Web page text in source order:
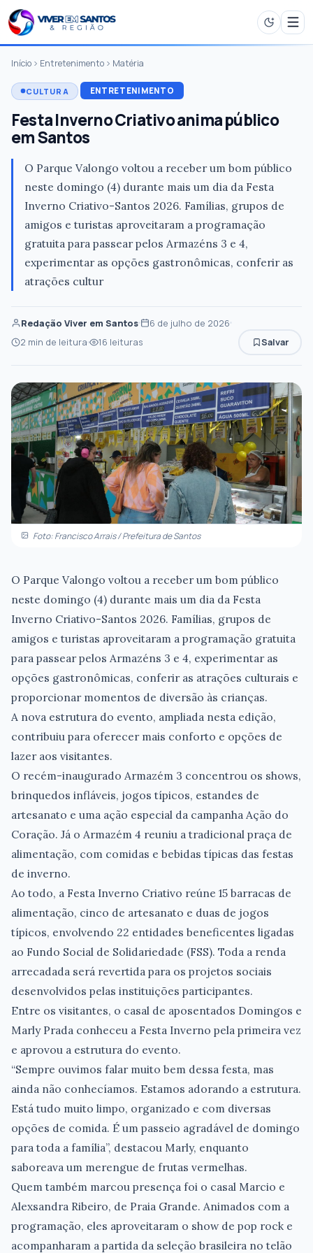
Início Entretenimento Matéria
CULTURA ENTRETENIMENTO
Festa Inverno Criativo anima público
em Santos
O Parque Valongo voltou a receber um bom público
neste domingo (4) durante mais um dia da Festa
Inverno Criativo-Santos 2026. Famílias, grupos de
amigos e turistas aproveitaram a programação
gratuita para passear pelos Armazéns 3 e 4,
experimentar as opções gastronômicas, conferir as
atrações cultur
Redação Viver em Santos
6 de julho de 2026
2 min de leitura
16 leituras Salvar
Foto: Francisco Arrais / Prefeitura de Santos
O Parque Valongo voltou a receber um bom público
neste domingo (4) durante mais um dia da Festa
Inverno Criativo-Santos 2026. Famílias, grupos de
amigos e turistas aproveitaram a programação gratuita
para passear pelos Armazéns 3 e 4, experimentar as
opções gastronômicas, conferir as atrações culturais e
proporcionar momentos de diversão às crianças.
A nova estrutura do evento, ampliada nesta edição,
contribuiu para oferecer mais conforto e opções de
lazer aos visitantes.
O recém-inaugurado Armazém 3 concentrou os shows,
brinquedos infláveis, jogos típicos, estandes de
artesanato e uma ação especial da campanha Ação do
Coração. Já o Armazém 4 reuniu a tradicional praça de
alimentação, com comidas e bebidas típicas das festas
de inverno.
Ao todo, a Festa Inverno Criativo reúne 15 barracas de
alimentação, cinco de artesanato e duas de jogos
típicos, envolvendo 22 entidades beneficentes ligadas
ao Fundo Social de Solidariedade (FSS). Toda a renda
arrecadada será revertida para os projetos sociais
desenvolvidos pelas instituições participantes.
Entre os visitantes, o casal de aposentados Domingos e
Marly Prada conheceu a Festa Inverno pela primeira vez
e aprovou a estrutura do evento.
“Sempre ouvimos falar muito bem dessa festa, mas
ainda não conhecíamos. Estamos adorando a estrutura.
Está tudo muito limpo, organizado e com diversas
opções de comida. É um passeio agradável de domingo
para toda a família”, destacou Marly, enquanto
saboreava um merengue de frutas vermelhas.
Quem também marcou presença foi o casal Marcio e
Alexsandra Ribeiro, de Praia Grande. Animados com a
programação, eles aproveitaram o show de pop rock e
acompanharam a partida da seleção brasileira no telão